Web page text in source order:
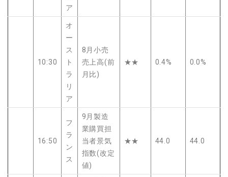
ア
10:30
オ
ー
ス
ト
ラ
リ
ア
8月小売
売上高(前
月比)
★★ 0.4% 0.0%
16:50
フ
ラ
ン
ス
9月製造
業購買担
当者景気
指数(改定
値)
★★ 44.0 44.0